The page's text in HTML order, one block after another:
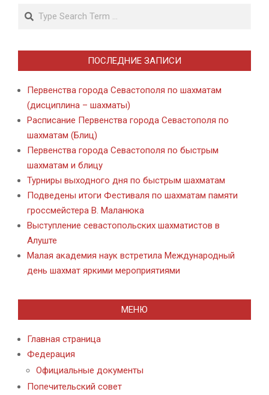
ПОСЛЕДНИЕ ЗАПИСИ
Первенства города Севастополя по шахматам
(дисциплина – шахматы)
Расписание Первенства города Севастополя по
шахматам (Блиц)
Первенства города Севастополя по быстрым
шахматам и блицу
Турниры выходного дня по быстрым шахматам
Подведены итоги Фестиваля по шахматам памяти
гроссмейстера В. Маланюка
Выступление севастопольских шахматистов в
Алуште
Малая академия наук встретила Международный
день шахмат яркими мероприятиями
МЕНЮ
Главная страница
Федерация
Официальные документы
Попечительский совет